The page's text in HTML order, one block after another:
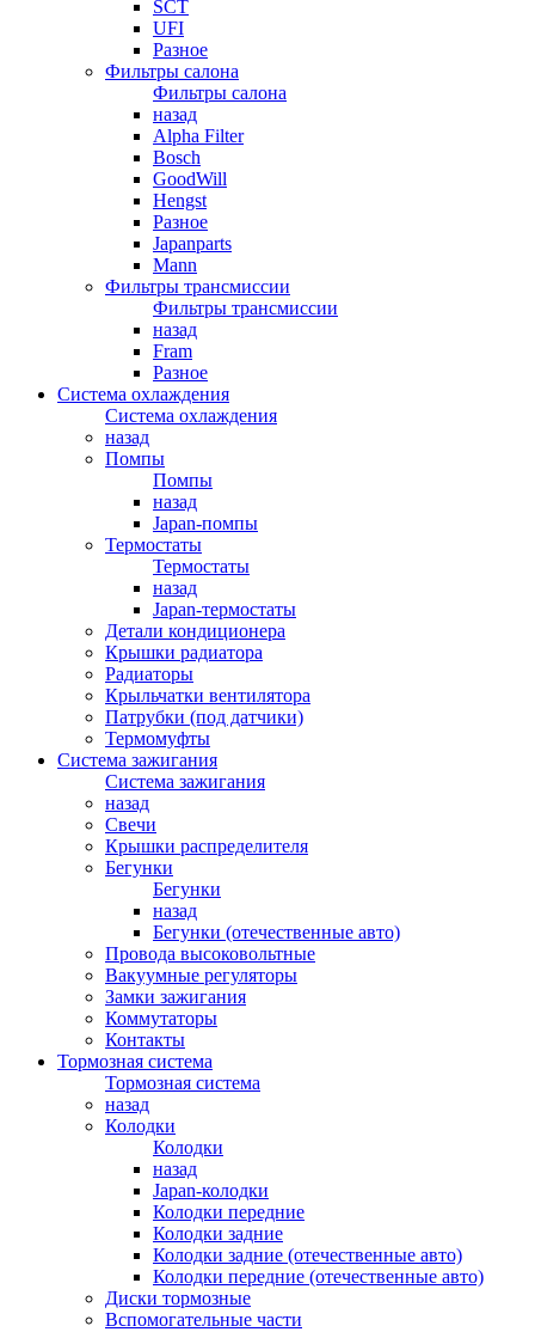
SCT
UFI
Разное
Фильтры салона
Фильтры салона
назад
Alpha Filter
Bosch
GoodWill
Hengst
Разное
Japanparts
Mann
Фильтры трансмиссии
Фильтры трансмиссии
назад
Fram
Разное
Система охлаждения
Система охлаждения
назад
Помпы
Помпы
назад
Japan-помпы
Термостаты
Термостаты
назад
Japan-термостаты
Детали кондиционера
Крышки радиатора
Радиаторы
Крыльчатки вентилятора
Патрубки (под датчики)
Термомуфты
Система зажигания
Система зажигания
назад
Свечи
Крышки распределителя
Бегунки
Бегунки
назад
Бегунки (отечественные авто)
Провода высоковольтные
Вакуумные регуляторы
Замки зажигания
Коммутаторы
Контакты
Тормозная система
Тормозная система
назад
Колодки
Колодки
назад
Japan-колодки
Колодки передние
Колодки задние
Колодки задние (отечественные авто)
Колодки передние (отечественные авто)
Диски тормозные
Вспомогательные части